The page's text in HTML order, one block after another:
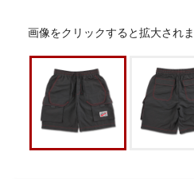
画像をクリックすると拡大され